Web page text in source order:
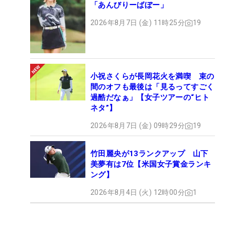
「あんびりーばぼー」
2026年8月7日 (金) 11時25分 19
小祝さくらが長岡花火を満喫 束の
間のオフも最後は「見るってすごく
過酷だなぁ」【女子ツアーの“ヒト
ネタ”】
2026年8月7日 (金) 09時29分 19
竹田麗央が13ランクアップ 山下
美夢有は7位【米国女子賞金ランキ
ング】
2026年8月4日 (火) 12時00分 1